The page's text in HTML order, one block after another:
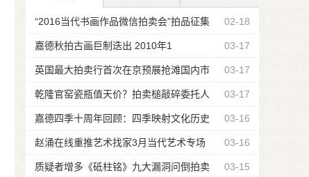
02-18
“2016当代书画作品微信拍卖会”拍品征集
公告 03-17
嘉德秋拍古画巨制迭出 2010年1
03-17
英国最大拍卖行首次在京预展抢滩国内市
场 03-17
乾隆官窑瓷瓶值天价？拍卖槌敲碎委托人
休克 03-16
嘉德四季十周年回顾：四季映射文化历史
面面观 03-16
赵涌在线重推艺术找家3月当代艺术专场
03-15
质疑者增多《砥柱铭》九大漏洞问倒拍卖